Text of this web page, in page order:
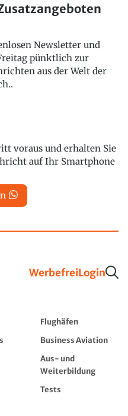
Newsletter und
pünktlich zur
aus der Welt der
voraus und erhalten Sie
auf Ihr Smartphone
WerbefreiLogin
Flughäfen
Business Aviation
Aus- und
Weiterbildung
Tests